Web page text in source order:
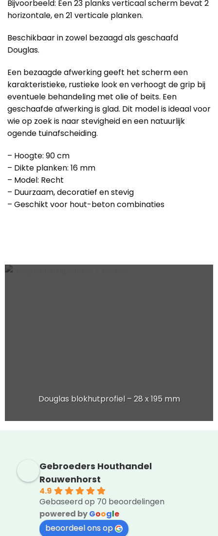
Bijvoorbeeld: Een 23 planks verticaal scherm bevat 2
horizontale, en 21 verticale planken.
Beschikbaar in zowel bezaagd als geschaafd
Douglas.
Een bezaagde afwerking geeft het scherm een
karakteristieke, rustieke look en verhoogt de grip bij
eventuele behandeling met olie of beits. Een
geschaafde afwerking is glad. Dit model is ideaal voor
wie op zoek is naar stevigheid en een natuurlijk
ogende tuinafscheiding.
– Hoogte: 90 cm
– Dikte planken: 16 mm
– Model: Recht
– Duurzaam, decoratief en stevig
– Geschikt voor hout-beton combinaties
Douglas blokhutprofiel – 28 x 195 mm
Gebroeders Houthandel
Rouwenhorst
4.9
Gebaseerd op 70 beoordelingen
powered byGoogle
beoordeel ons op